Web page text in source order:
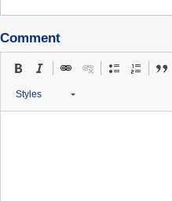
Comment
Styles